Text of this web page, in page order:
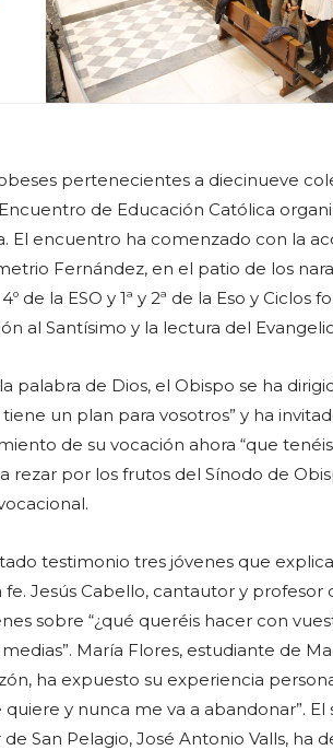
pertenecientes a diecinueve
de Educación Católica
El encuentro ha comenzado con la
Fernández, en el patio de los
de la ESO y 1ª y 2ª de la Eso y Ciclos
al Santísimo y la lectura del
palabra de Dios, el Obispo se ha
un plan para vosotros” y ha
de su vocación ahora “que
rezar por los frutos del Sínodo de
testimonio tres jóvenes que
Jesús Cabello, cantautor y profesor
sobre “¿qué queréis hacer con
María Flores, estudiante de
ha expuesto su experiencia
y nunca me va a abandonar”. El
San Pelagio, José Antonio Valls, ha